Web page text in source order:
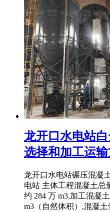
龙开口水电站
选择和加工运
龙开口水电站碾压混凝
电站 主体工程混凝土总
约 284 万 m3,加工混凝
m3（自然体积）,混凝